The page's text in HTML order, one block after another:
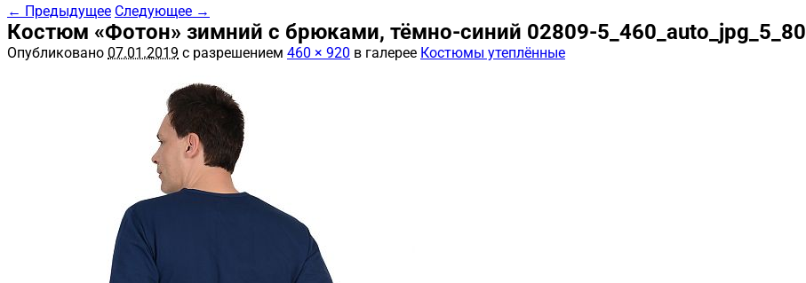
← Предыдущее Следующее →
Костюм «Фотон» зимний с брюками, тёмно-синий 02809-5_460_auto_jpg_5_80
Опубликовано 07.01.2019 с разрешением 460 × 920 в галерее Костюмы утеплённые